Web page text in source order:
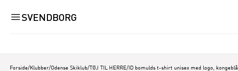
SVENDBORG
Forside/Klubber/Odense Skiklub/TØJ TIL HERRE/ID bomulds t-shirt unisex med logo, kongeblå